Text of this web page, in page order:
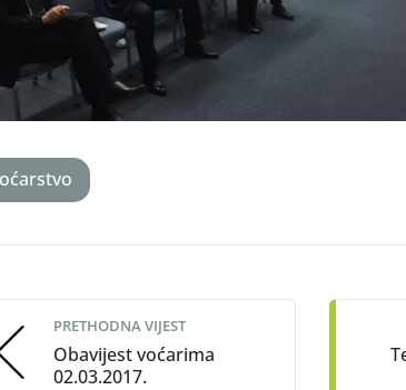
PRETHODNA VIJEST
Obavijest voćarima
02.03.2017.